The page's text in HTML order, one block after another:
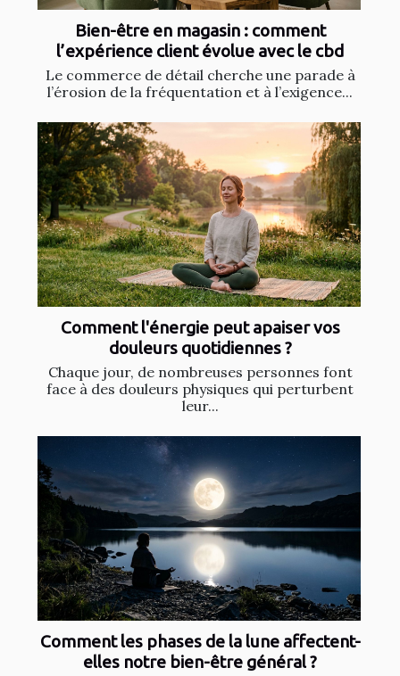
Bien-être en magasin : comment
l’expérience client évolue avec le cbd
Le commerce de détail cherche une parade à
l’érosion de la fréquentation et à l’exigence...
Comment l'énergie peut apaiser vos
douleurs quotidiennes ?
Chaque jour, de nombreuses personnes font
face à des douleurs physiques qui perturbent
leur...
Comment les phases de la lune affectent-
elles notre bien-être général ?